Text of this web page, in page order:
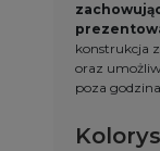
konstrukcja
oraz
poza